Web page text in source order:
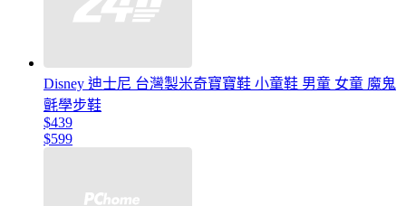
Disney 迪士尼 台灣製米奇寶寶鞋 小童鞋 男童 女童 魔鬼
氈學步鞋
$439
$599